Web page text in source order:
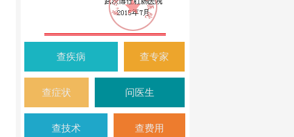
查疾病 查专家
查症状 问医生
查技术 查费用